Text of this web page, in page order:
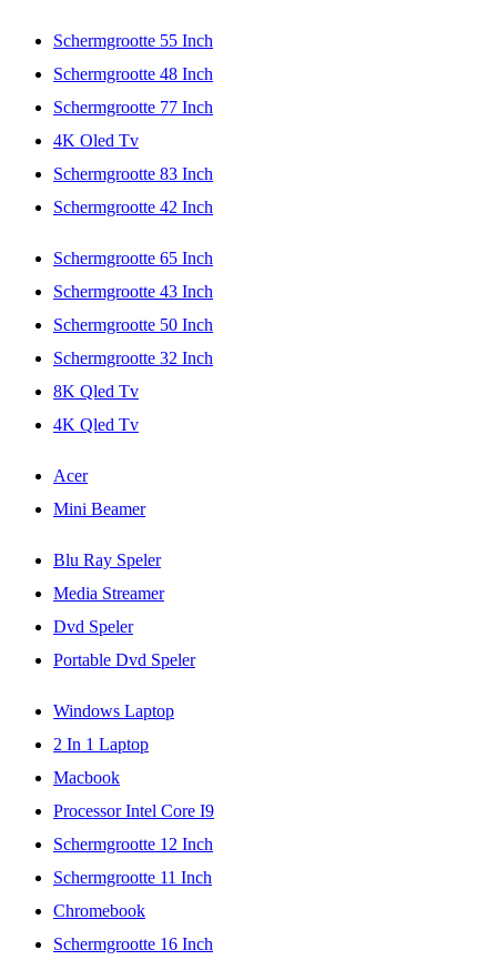
Schermgrootte 55 Inch
Schermgrootte 48 Inch
Schermgrootte 77 Inch
4K Oled Tv
Schermgrootte 83 Inch
Schermgrootte 42 Inch
Schermgrootte 65 Inch
Schermgrootte 43 Inch
Schermgrootte 50 Inch
Schermgrootte 32 Inch
8K Qled Tv
4K Qled Tv
Acer
Mini Beamer
Blu Ray Speler
Media Streamer
Dvd Speler
Portable Dvd Speler
Windows Laptop
2 In 1 Laptop
Macbook
Processor Intel Core I9
Schermgrootte 12 Inch
Schermgrootte 11 Inch
Chromebook
Schermgrootte 16 Inch